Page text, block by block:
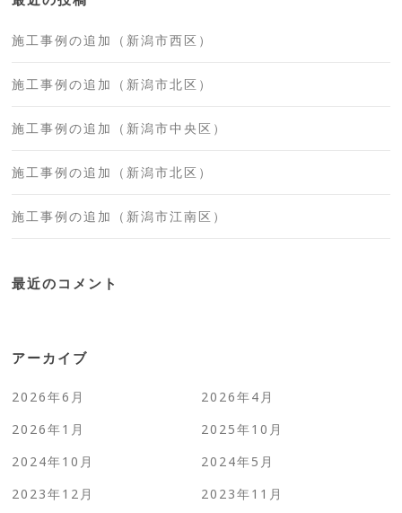
施工事例の追加（新潟市西区）
施工事例の追加（新潟市北区）
施工事例の追加（新潟市中央区）
施工事例の追加（新潟市北区）
施工事例の追加（新潟市江南区）
最近のコメント
アーカイブ
2026年6月
2026年4月
2026年1月
2025年10月
2024年10月
2024年5月
2023年12月
2023年11月